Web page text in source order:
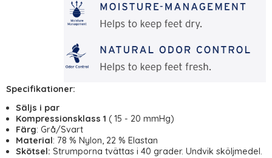
Specifikationer:
Säljs i par
Kompressionsklass 1 ( 15 - 20 mmHg)
Färg: Grå/Svart
Material: 78 % Nylon, 22 % Elastan
Skötsel: Strumporna tvättas i 40 grader. Undvik sköljmedel.